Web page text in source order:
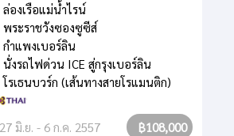
ล่องเรือแม่น้ำไรน์
พระราชวังซองซูซีส์
กำแพงเบอร์ลิน
นั่งรถไฟด่วน ICE สู่กรุงเบอร์ลิน
โรเธนบวร์ก (เส้นทางสายโรแมนติก)
27 มิ.ย. - 6 ก.ค. 2557 ฿108,000